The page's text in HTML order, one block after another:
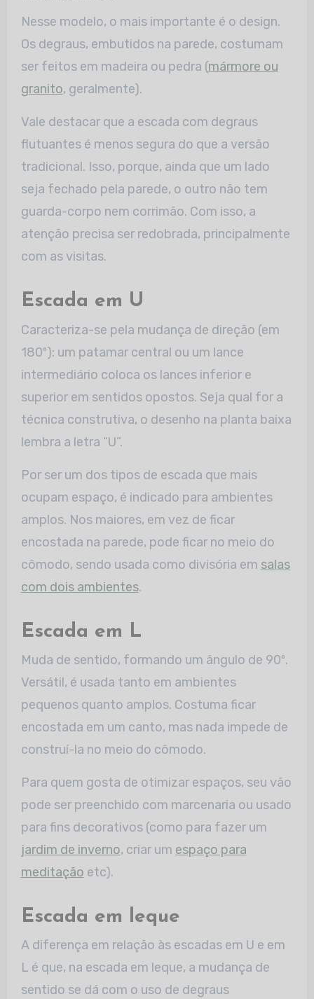
Nesse modelo, o mais importante é o design.
Os degraus, embutidos na parede, costumam
ser feitos em madeira ou pedra (mármore ou
granito, geralmente).
Vale destacar que a escada com degraus
flutuantes é menos segura do que a versão
tradicional. Isso, porque, ainda que um lado
seja fechado pela parede, o outro não tem
guarda-corpo nem corrimão. Com isso, a
atenção precisa ser redobrada, principalmente
com as visitas.
Escada em U
Caracteriza-se pela mudança de direção (em
180º): um patamar central ou um lance
intermediário coloca os lances inferior e
superior em sentidos opostos. Seja qual for a
técnica construtiva, o desenho na planta baixa
lembra a letra “U”.
Por ser um dos tipos de escada que mais
ocupam espaço, é indicado para ambientes
amplos. Nos maiores, em vez de ficar
encostada na parede, pode ficar no meio do
cômodo, sendo usada como divisória em salas
com dois ambientes.
Escada em L
Muda de sentido, formando um ângulo de 90º.
Versátil, é usada tanto em ambientes
pequenos quanto amplos. Costuma ficar
encostada em um canto, mas nada impede de
construí-la no meio do cômodo.
Para quem gosta de otimizar espaços, seu vão
pode ser preenchido com marcenaria ou usado
para fins decorativos (como para fazer um
jardim de inverno, criar um espaço para
meditação etc).
Escada em leque
A diferença em relação às escadas em U e em
L é que, na escada em leque, a mudança de
sentido se dá com o uso de degraus